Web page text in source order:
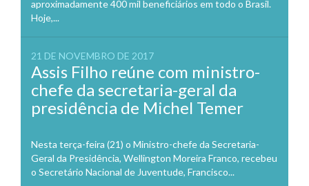
aproximadamente 400 mil beneficiários em todo o Brasil.
Hoje,...
21 DE NOVEMBRO DE 2017
Assis Filho reúne com ministro-
chefe da secretaria-geral da
presidência de Michel Temer
Nesta terça-feira (21) o Ministro-chefe da Secretaria-
Geral da Presidência, Wellington Moreira Franco, recebeu
o Secretário Nacional de Juventude, Francisco...